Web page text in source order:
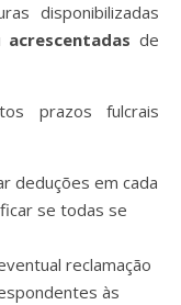
disponibilizadas
acrescentadasde
prazos fulcrais
deduções em cada
se todas se
reclamação
às